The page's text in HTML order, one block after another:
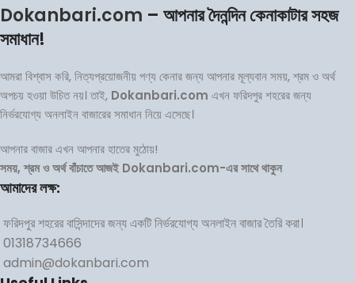
Dokanbari.com – আপনার দৈনন্দিন কেনাকাটার সহজ
সমাধান!
আমরা বিশ্বাস করি, নিত্যপ্রয়োজনীয় পণ্য কেনার জন্য আপনার মূল্যবান সময়, শ্রম ও অর্থ
অপচয় হওয়া উচিত নয়। তাই, Dokanbari.com এখন ফরিদপুর শহরের জন্য
নির্ভরযোগ্য অনলাইন বাজারের সমাধান নিয়ে এসেছে।
আপনার বাজার এখন আপনার হাতের মুঠোয়!
সময়, শ্রম ও অর্থ বাঁচাতে আজই Dokanbari.com-এর সাথে থাকুন
আমাদের লক্ষ:
ফরিদপুর শহরের বাসিন্দাদের জন্য একটি নির্ভরযোগ্য অনলাইন বাজার তৈরি করা।
01318734666
admin@dokanbari.com